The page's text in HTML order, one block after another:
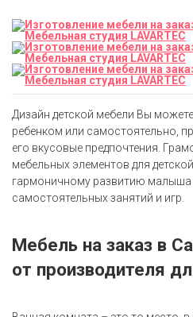
Дизайн детской мебели Вы
ребенком или самостоятельно,
его вкусовые предпочтения.
мебельных элементов для
гармоничному развитию малыша
самостоятельных занятий и игр.
Мебель на заказ в
от производителя